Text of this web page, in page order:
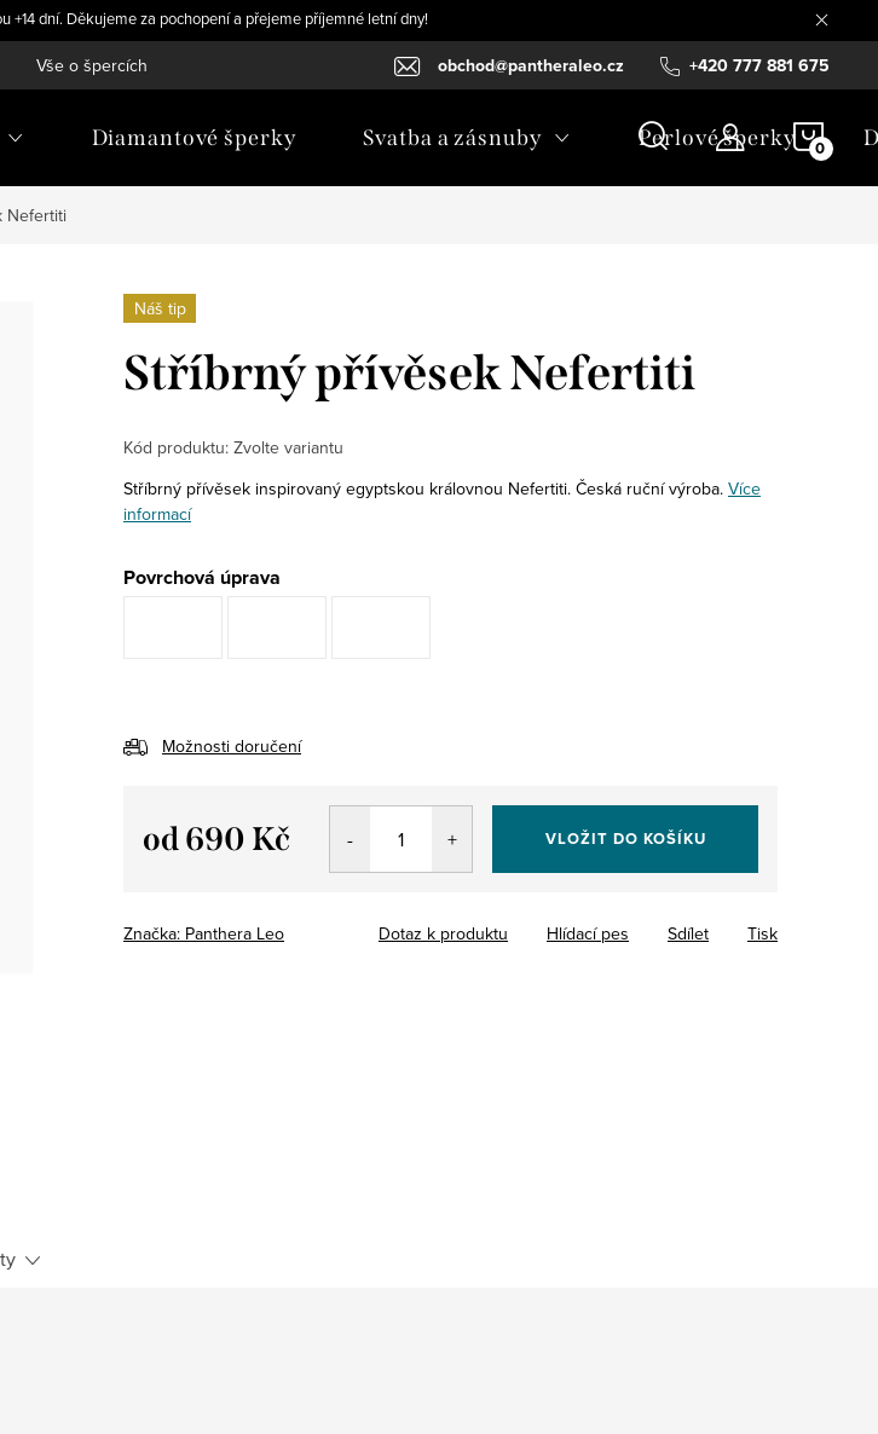
dní. Děkujeme za pochopení a přejeme příjemné letní dny!
+420 777 881 675
obchod@pantheraleo.cz
Vše o špercích
Diamantové šperky Svatba a zásnuby Perlové šperky
Nefertiti
Náš tip
Stříbrný přívěsek Nefertiti
Kód produktu: Zvolte variantu
Stříbrný přívěsek inspirovaný egyptskou královnou Nefertiti. Česká ruční výroba. Více
informací
Povrchová úprava
Možnosti doručení
od690 Kč VLOŽIT DO KOŠÍKU
Značka: Panthera Leo Tisk
Dotaz k produktu Hlídací pes Sdílet